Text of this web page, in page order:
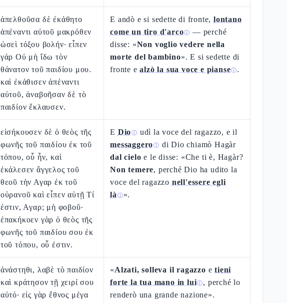
ἀπελθοῦσα δὲ ἐκάθητο
ἀπέναντι αὐτοῦ μακρόθεν
ὡσεὶ τόξου βολήν· εἶπεν
γάρ Οὐ μὴ ἴδω τὸν
θάνατον τοῦ παιδίου μου.
καὶ ἐκάθισεν ἀπέναντι
αὐτοῦ, ἀναβοῆσαν δὲ τὸ
παιδίον ἔκλαυσεν.
E andò e si sedette di fronte,lontano
come un tiro d'arcoⓘ — perché
disse: «Non voglio vedere nella
morte del bambino». E si sedette di
fronte ealzò la sua voce e pianseⓘ.
εἰσήκουσεν δὲ ὁ θεὸς τῆς
φωνῆς τοῦ παιδίου ἐκ τοῦ
τόπου, οὗ ἦν, καὶ
ἐκάλεσεν ἄγγελος τοῦ
θεοῦ τὴν Αγαρ ἐκ τοῦ
οὐρανοῦ καὶ εἶπεν αὐτῇ Τί
ἐστιν, Αγαρ; μὴ φοβοῦ·
ἐπακήκοεν γὰρ ὁ θεὸς τῆς
φωνῆς τοῦ παιδίου σου ἐκ
τοῦ τόπου, οὗ ἐστιν.
E Dioⓘ udì la voce del ragazzo, e il
messaggeroⓘ di Dio chiamò Hagàr
dal cielo e le disse: «Che ti è, Hagàr?
Non temere, perché Dio ha udito la
voce del ragazzo nell'essere egli
là ⓘ».
ἀνάστηθι, λαβὲ τὸ παιδίον
καὶ κράτησον τῇ χειρί σου
αὐτό· εἰς γὰρ ἔθνος μέγα
«Alzati, solleva il ragazzo etieni
forte la tua mano in luiⓘ, perché lo
renderò una grande nazione».